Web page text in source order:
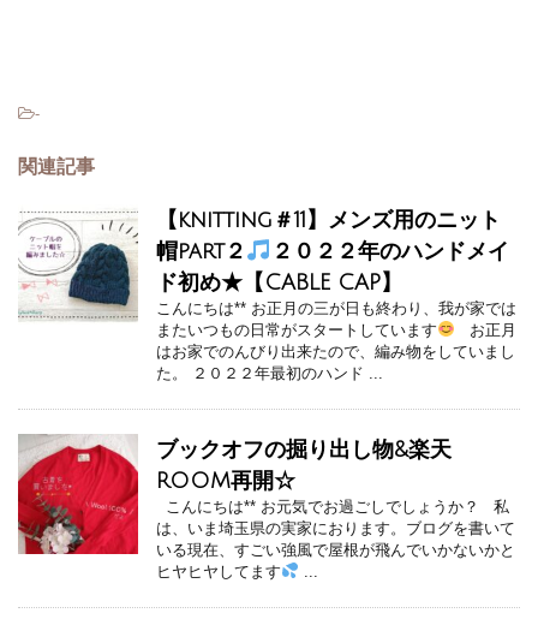
-
関連記事
【knitting＃11】メンズ用のニット
帽part２
２０２２年のハンドメイ
ド初め★【CABLE CAP】
こんにちは** お正月の三が日も終わり、我が家では
またいつもの日常がスタートしています
お正月
はお家でのんびり出来たので、編み物をしていまし
た。 ２０２２年最初のハンド ...
ブックオフの掘り出し物&楽天
ROOM再開☆
こんにちは** お元気でお過ごしでしょうか？ 私
は、いま埼玉県の実家におります。ブログを書いて
いる現在、すごい強風で屋根が飛んでいかないかと
ヒヤヒヤしてます
...